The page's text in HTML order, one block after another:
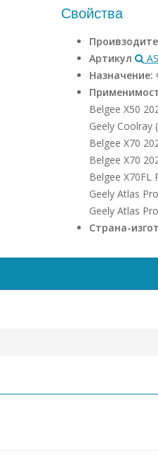
Свойства
Артикул
Назначение:
Belgee X50
Geely Coolray
Belgee X70
Belgee X70
Belgee X70FL
Geely Atlas
Geely Atlas
Страна-